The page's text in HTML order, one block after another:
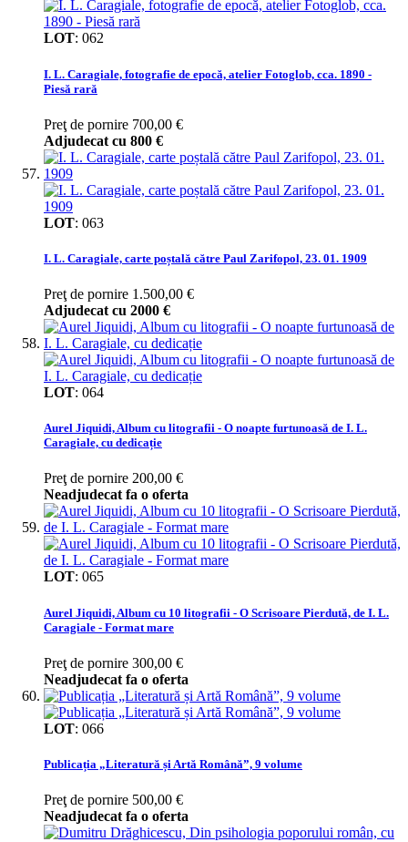
LOT: 062
I. L. Caragiale, fotografie de epocă, atelier Fotoglob, cca. 1890 -
Piesă rară
Preţ de pornire 700,00 €
Adjudecat cu 800 €
LOT: 063
I. L. Caragiale, carte poștală către Paul Zarifopol, 23. 01. 1909
Preţ de pornire 1.500,00 €
Adjudecat cu 2000 €
LOT: 064
Aurel Jiquidi, Album cu litografii - O noapte furtunoasă de I. L.
Caragiale, cu dedicație
Preţ de pornire 200,00 €
Neadjudecat fa o oferta
LOT: 065
Aurel Jiquidi, Album cu 10 litografii - O Scrisoare Pierdută, de I. L.
Caragiale - Format mare
Preţ de pornire 300,00 €
Neadjudecat fa o oferta
LOT: 066
Publicația „Literatură și Artă Română”, 9 volume
Preţ de pornire 500,00 €
Neadjudecat fa o oferta